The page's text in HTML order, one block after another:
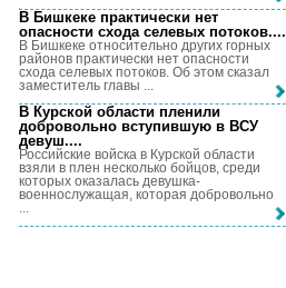
В Бишкеке практически нет
опасности схода селевых потоков....
В Бишкеке относительно других горных
районов практически нет опасности
схода селевых потоков. Об этом сказал
заместитель главы ...
В Курской области пленили
добровольно вступившую в ВСУ
девуш....
Российские войска в Курской области
взяли в плен несколько бойцов, среди
которых оказалась девушка-
военнослужащая, которая добровольно
...